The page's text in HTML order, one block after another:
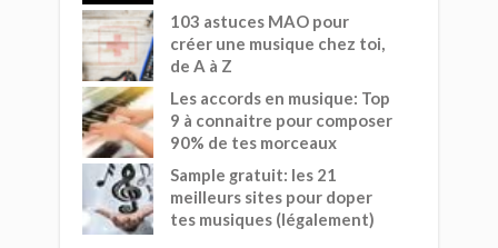
103 astuces MAO pour
créer une musique chez toi,
de A à Z
Les accords en musique: Top
9 à connaitre pour composer
90% de tes morceaux
Sample gratuit: les 21
meilleurs sites pour doper
tes musiques (légalement)